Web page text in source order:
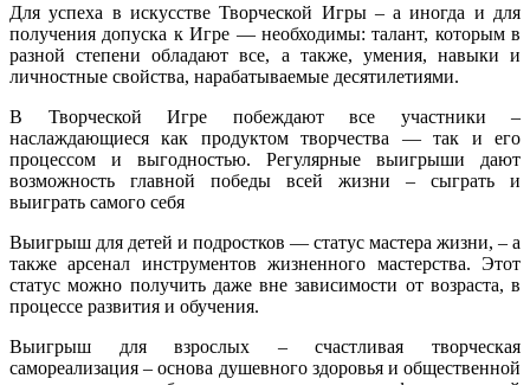
Для успеха в искусстве Творческой Игры – а иногда и для
получения допуска к Игре — необходимы: талант, которым в
разной степени обладают все, а также, умения, навыки и
личностные свойства, нарабатываемые десятилетиями.
В Творческой Игре побеждают все участники –
наслаждающиеся как продуктом творчества — так и его
процессом и выгодностью. Регулярные выигрыши дают
возможность главной победы всей жизни – сыграть и
выиграть самого себя
Выигрыш для детей и подростков — статус мастера жизни, – а
также арсенал инструментов жизненного мастерства. Этот
статус можно получить даже вне зависимости от возраста, в
процессе развития и обучения.
Выигрыш для взрослых – счастливая творческая
самореализация – основа душевного здоровья и общественной